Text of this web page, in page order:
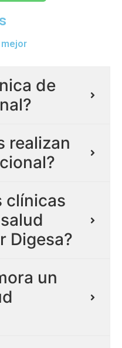
mejor
de
realizan
clínicas
Digesa?
un